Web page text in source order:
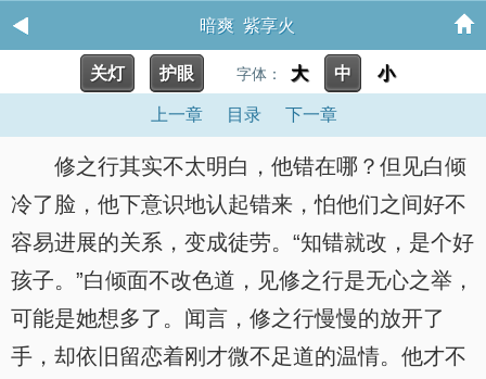
暗爽 紫享火
关灯 护眼 字体： 大 中 小
上一章 目录 下一章
修之行其实不太明白，他错在哪？但见白倾
冷了脸，他下意识地认起错来，怕他们之间好不
容易进展的关系，变成徒劳。“知错就改，是个好
孩子。”白倾面不改色道，见修之行是无心之举，
可能是她想多了。闻言，修之行慢慢的放开了
手，却依旧留恋着刚才微不足道的温情。他才不